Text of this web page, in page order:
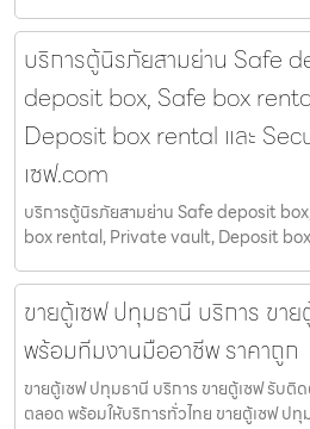
บริการตู้นิรภัยสามย่าน Safe
deposit box, Safe box
Deposit box rental และ
เซฟ.com
บริการตู้นิรภัยสามย่าน Safe deposit
box rental, Private vault, Deposit
ขายตู้เซฟ ปทุมธานี บริการ ขา
พร้อมทีมงานมืออาชีพ ราคาถูก
ขายตู้เซฟ ปทุมธานี บริการ ขายตู้เซฟ รับ
ตลอด พร้อมให้บริการทั่วไทย ขายตู้เซฟ ปทุ